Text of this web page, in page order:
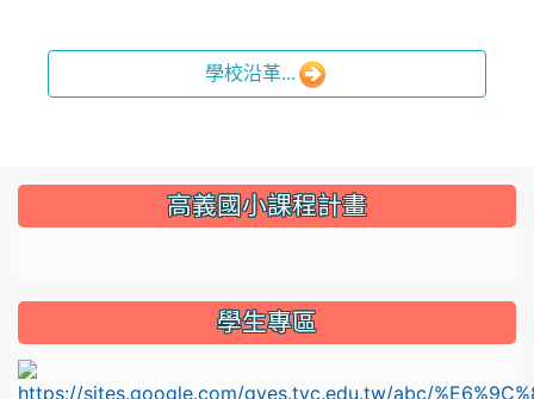
學校沿革...
::: 高義國小課程計畫
學生專區